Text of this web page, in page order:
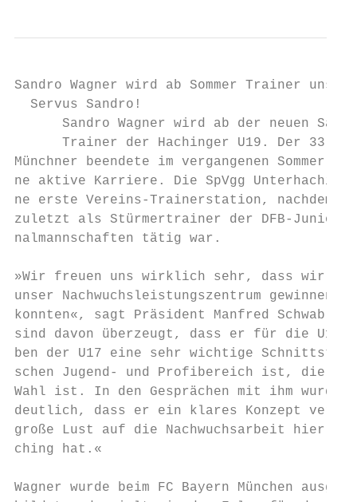
Sandro Wagner wird ab Sommer Trainer
  Servus Sandro!
Sandro Wagner wird ab der neuen
Trainer der Hachinger U19. Der 33-
Münchner beendete im vergangenen
ne aktive Karriere. Die SpVgg
ne erste Vereins-Trainerstation, nachdem
zuletzt als Stürmertrainer der DFB-
nalmannschaften tätig war.
»Wir freuen uns wirklich sehr, dass wir
unser Nachwuchsleistungszentrum
konnten«, sagt Präsident Manfred
sind davon überzeugt, dass er für die
ben der U17 eine sehr wichtige
schen Jugend- und Profibereich ist, die
Wahl ist. In den Gesprächen mit ihm
deutlich, dass er ein klares Konzept
große Lust auf die Nachwuchsarbeit hier
ching hat.«
Wagner wurde beim FC Bayern München